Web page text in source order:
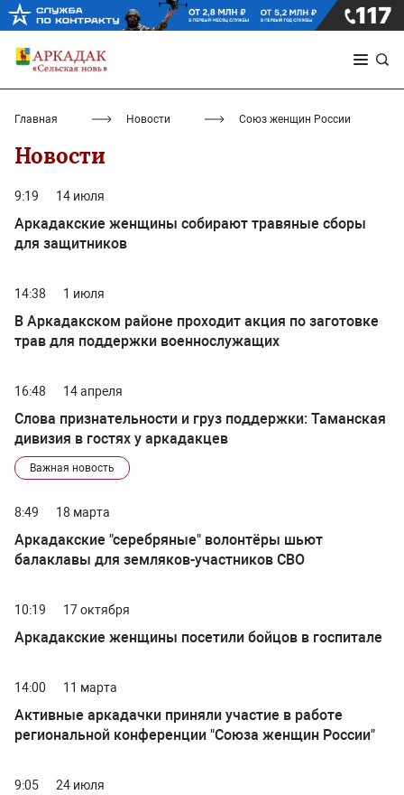
Главная Новости Союз женщин России
Новости
9:19 14 июля
Аркадакские женщины собирают травяные сборы
для защитников
14:38 1 июля
В Аркадакском районе проходит акция по заготовке
трав для поддержки военнослужащих
16:48 14 апреля
Слова признательности и груз поддержки: Таманская
дивизия в гостях у аркадакцев
Важная новость
8:49 18 марта
Аркадакские "серебряные" волонтёры шьют
балаклавы для земляков-участников СВО
10:19 17 октября
Аркадакские женщины посетили бойцов в госпитале
14:00 11 марта
Активные аркадачки приняли участие в работе
региональной конференции "Союза женщин России"
9:05 24 июля